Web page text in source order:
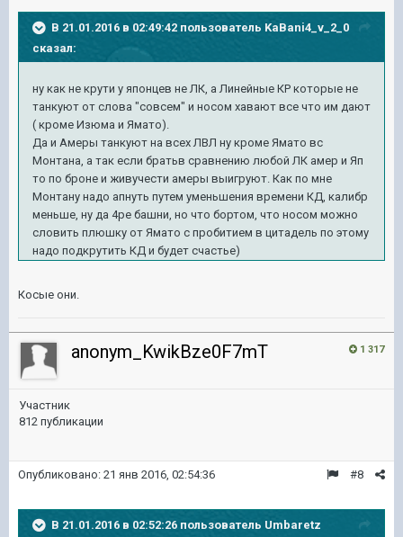
В 21.01.2016 в 02:49:42 пользователь KaBani4_v_2_0
сказал:
ну как не крути у японцев не ЛК, а Линейные КР которые не
танкуют от слова "совсем" и носом хавают все что им дают
( кроме Изюма и Ямато).
Да и Амеры танкуют на всех ЛВЛ ну кроме Ямато вс
Монтана, а так если братьв сравнению любой ЛК амер и Яп
то по броне и живучести амеры выигруют. Как по мне
Монтану надо апнуть путем уменьшения времени КД, калибр
меньше, ну да 4ре башни, но что бортом, что носом можно
словить плюшку от Ямато с пробитием в цитадель по этому
надо подкрутить КД и будет счастье)
Косые они.
1 317
anonym_KwikBze0F7mT
Участник
812 публикации
#8
Опубликовано: 21 янв 2016, 02:54:36
В 21.01.2016 в 02:52:26 пользователь Umbaretz